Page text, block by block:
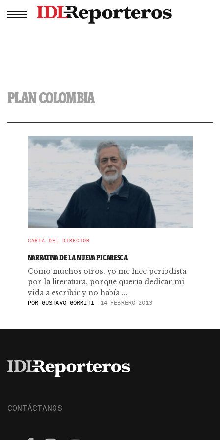
PLAN COLOMBIA
CARTA DEL DIRECTOR
NARRATIVA DE LA NUEVA PICARESCA
Como muchos otros, yo me hice periodista
por la literatura, porque quería dedicar mi
vida a escribir y no había ...
POR GUSTAVO GORRITI 14 FEBRERO 2013
CONTÁCTANOS